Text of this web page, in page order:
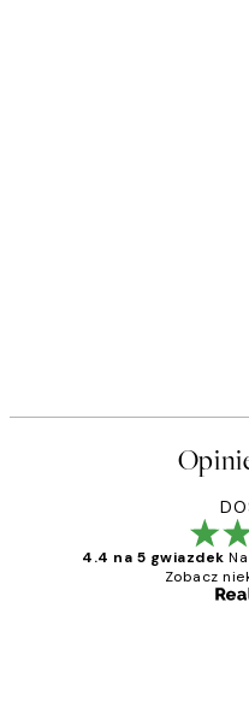
4.4 na 5 gwiazdek
Zobacz